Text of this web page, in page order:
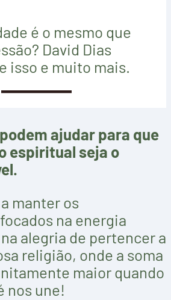
é o mesmo que
David Dias
isso e muito mais.
ajudar para que
espiritual seja o
manter os
na energia
alegria de pertencer a
religião, onde a soma
maior quando
nos une!